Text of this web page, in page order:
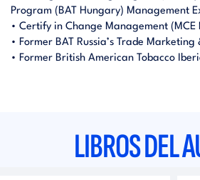
Program (BAT Hungary) Management
• Certify in Change Management
• Former BAT Russia’s Trade
• Former British American Tobacco
LIBROS DEL